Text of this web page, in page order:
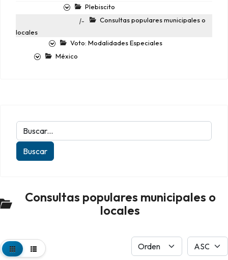
Plebiscito
|-
Consultas populares municipales o
locales
Voto: Modalidades Especiales
México
Consultas populares municipales o
locales